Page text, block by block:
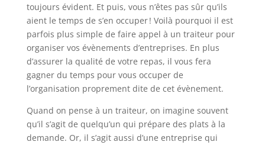
toujours évident. Et puis, vous n’êtes pas sûr qu’ils
aient le temps de s’en occuper ! Voilà pourquoi il est
parfois plus simple de faire appel à un traiteur pour
organiser vos évènements d’entreprises. En plus
d’assurer la qualité de votre repas, il vous fera
gagner du temps pour vous occuper de
l’organisation proprement dite de cet évènement.
Quand on pense à un traiteur, on imagine souvent
qu’il s’agit de quelqu’un qui prépare des plats à la
demande. Or, il s’agit aussi d’une entreprise qui